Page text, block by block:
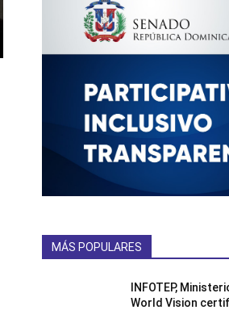
MÁS POPULARES
INFOTEP,
World Vision